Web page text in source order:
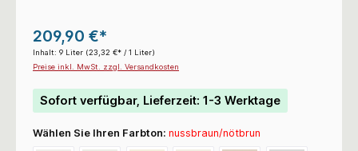
209,90 €*
Inhalt: 9 Liter (23,32 €* / 1 Liter)
Preise inkl. MwSt. zzgl. Versandkosten
Sofort verfügbar, Lieferzeit: 1-3 Werktage
Wählen Sie Ihren Farbton: nussbraun/nötbrun